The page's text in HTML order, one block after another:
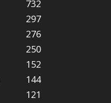
732
297
276
250
152
144
121